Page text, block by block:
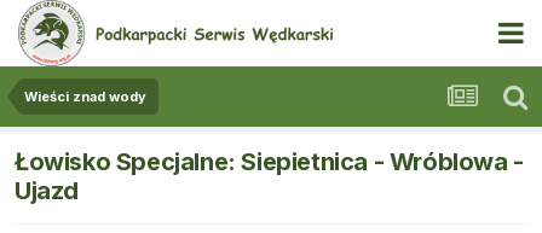
Wieści znad wody
Łowisko Specjalne: Siepietnica - Wróblowa -
Ujazd